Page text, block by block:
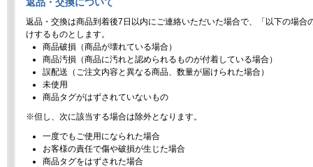
返品・交換について
返品・交換は商品到着後7日以内にご連絡いただいた場合で、「以下の場合
けするものとします。
商品破損（商品が壊れている場合）
商品汚損（商品に汚れと認められるものが付着している場合）
誤配送（ご注文内容と異なる商品、数量が届けられた場合）
未使用
商品タグがはずされていないもの
※但し、次に該当する場合は除外となります。
一度でもご使用になられた場合
お客様の責任で傷や破損が生じた場合
商品タグをはずされた場合